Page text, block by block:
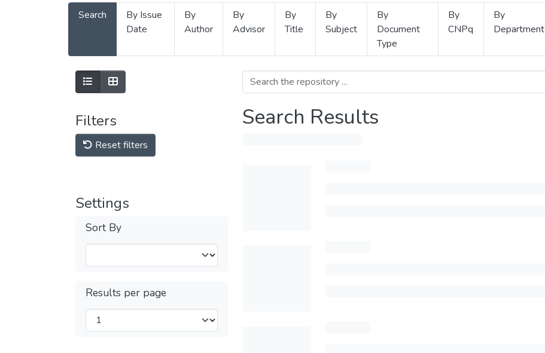
Search
By Issue
Date
By
Author
By
Advisor
By
Title
By
Subject
By
Document
Type
By
CNPq
By
Department
Filters
Reset filters
Settings
Sort By
Results per page
Search Results